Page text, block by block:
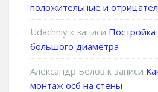
положительные и
Udachniy к записи
большого диаметра
Александр Белов к записи
монтаж осб на стены